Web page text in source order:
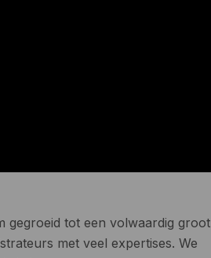
gegroeid tot een volwaardig groot
met veel expertises. We